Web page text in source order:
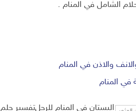
الشامل في المنام .
والاذن في المنام
في المنام
البستان في المنام للرجلتفسير حلم